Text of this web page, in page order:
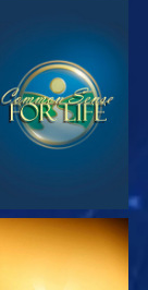
צפה